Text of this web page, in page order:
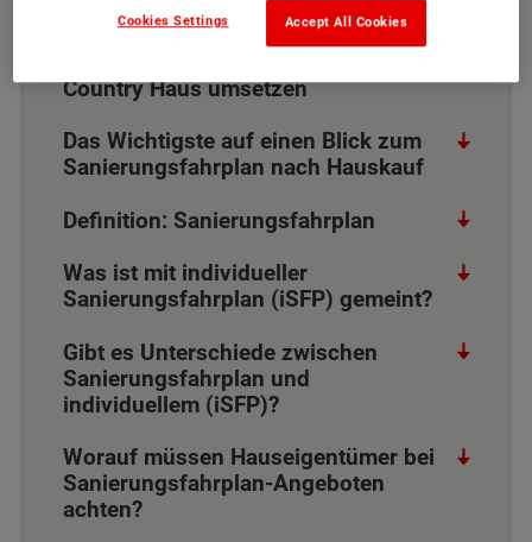
Country Haus umsetzen
Das Wichtigste auf einen Blick zum
Sanierungsfahrplan nach Hauskauf
Definition: Sanierungsfahrplan
Was ist mit individueller
Sanierungsfahrplan (iSFP) gemeint?
Gibt es Unterschiede zwischen
Sanierungsfahrplan und
individuellem (iSFP)?
Worauf müssen Hauseigentümer bei
Sanierungsfahrplan-Angeboten
achten?
Accept All Cookies
Cookies Settings